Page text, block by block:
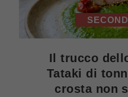
Il trucco
Tataki di
crosta non